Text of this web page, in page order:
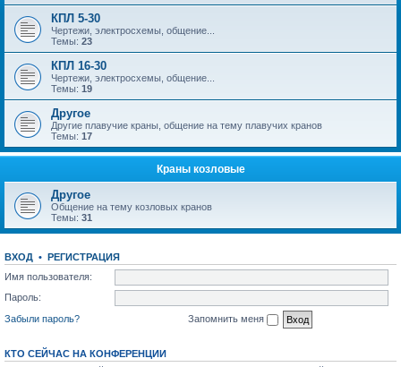
КПЛ 5-30
Чертежи, электросхемы, общение...
Темы: 23
КПЛ 16-30
Чертежи, электросхемы, общение...
Темы: 19
Другое
Другие плавучие краны, общение на тему плавучих кранов
Темы: 17
Краны козловые
Другое
Общение на тему козловых кранов
Темы: 31
ВХОД • РЕГИСТРАЦИЯ
Имя пользователя:
Пароль:
Забыли пароль?
Запомнить меня
КТО СЕЙЧАС НА КОНФЕРЕНЦИИ